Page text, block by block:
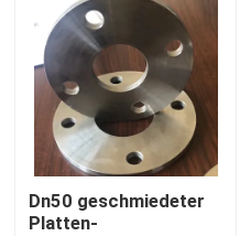
ANSI-Rohr-Flansch
GOST Standard-Flansche
Flansch BS 4504
Flansch en 1092
Dn50 geschmiedeter
Platten-